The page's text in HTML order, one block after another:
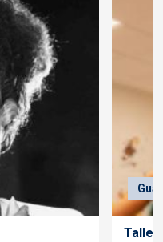
Taller